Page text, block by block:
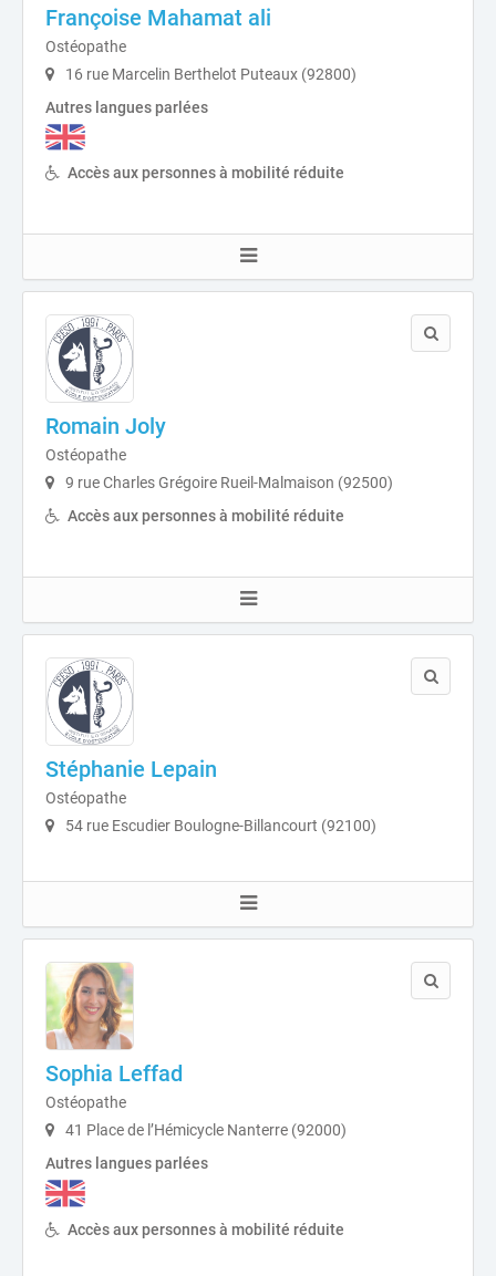
Françoise Mahamat ali
Ostéopathe
16 rue Marcelin Berthelot Puteaux (92800)
Autres langues parlées
Accès aux personnes à mobilité réduite
Romain Joly
Ostéopathe
9 rue Charles Grégoire Rueil-Malmaison (92500)
Accès aux personnes à mobilité réduite
Stéphanie Lepain
Ostéopathe
54 rue Escudier Boulogne-Billancourt (92100)
Sophia Leffad
Ostéopathe
41 Place de l’Hémicycle Nanterre (92000)
Autres langues parlées
Accès aux personnes à mobilité réduite